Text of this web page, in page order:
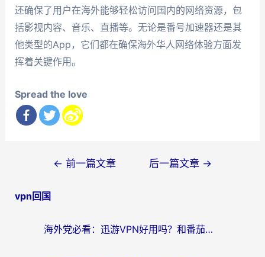
还确保了用户在海外能够轻松访问国内的网络资源，包
括影视内容、音乐、直播等。无论是番号加速器还是其
他类型的App，它们都在确保海外华人网络体验方面发
挥着关键作用。
Spread the love
导
← 前一篇文章 后一篇文章 →
vpn回国
海外党必看：迅游VPN好用吗？和番茄加速器VPN对比哪个回国效果更好？